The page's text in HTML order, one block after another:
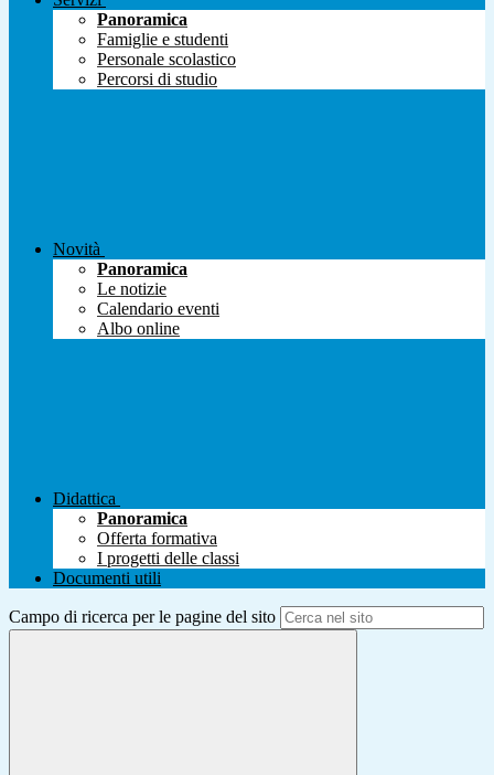
Panoramica
Famiglie e studenti
Personale scolastico
Percorsi di studio
Novità
Panoramica
Le notizie
Calendario eventi
Albo online
Didattica
Panoramica
Offerta formativa
I progetti delle classi
Documenti utili
Campo di ricerca per le pagine del sito